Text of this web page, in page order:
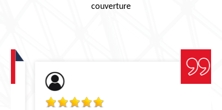
couverture